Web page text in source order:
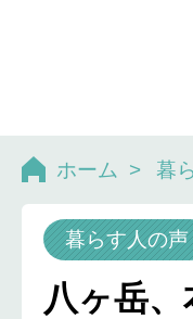
ホーム > 暮
暮らす人の声
八ヶ岳